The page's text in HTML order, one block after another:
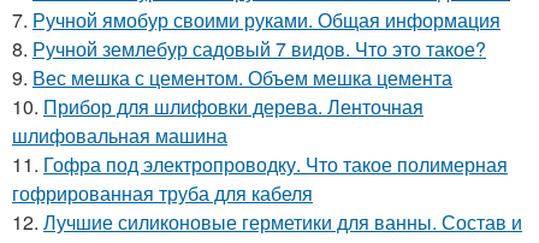
7. Ручной ямобур своими руками. Общая информация
8. Ручной землебур садовый 7 видов. Что это такое?
9. Вес мешка с цементом. Объем мешка цемента
10. Прибор для шлифовки дерева. Ленточная
шлифовальная машина
11. Гофра под электропроводку. Что такое полимерная
гофрированная труба для кабеля
12. Лучшие силиконовые герметики для ванны. Состав и